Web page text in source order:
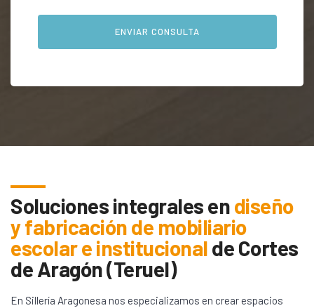
Soluciones integrales endiseño
y fabricación de mobiliario
escolar e institucionaldeCortes
de Aragón (Teruel)
En Sillería Aragonesa nos especializamos en crear espacios